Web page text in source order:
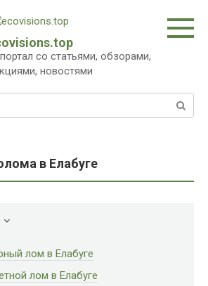
со статьями, обзорами,
новостями
в Елабуге
лом в Елабуге
лом в Елабуге